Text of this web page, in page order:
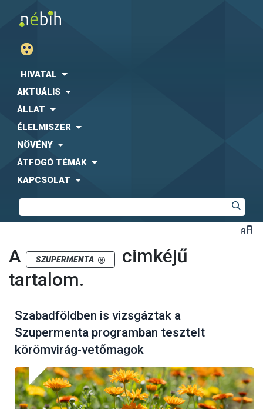
HIVATAL
AKTUÁLIS
ÁLLAT
ÉLELMISZER
NÖVÉNY
ÁTFOGÓ TÉMÁK
KAPCSOLAT
A SZUPERMENTA
cimkéjű
tartalom.
Szabadföldben is vizsgáztak a
Szupermenta programban tesztelt
körömvirág-vetőmagok